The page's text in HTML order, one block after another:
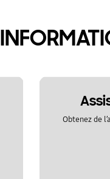
Obtenez de